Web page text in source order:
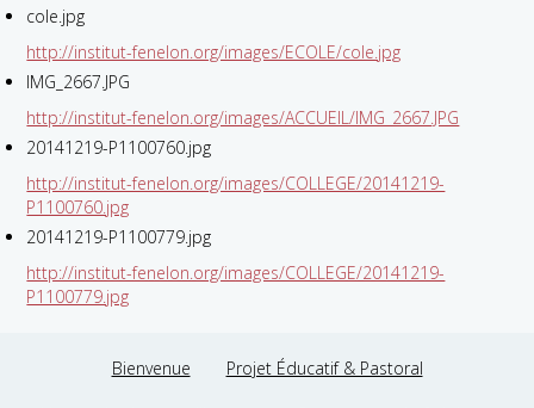
cole.jpg
http://institut-fenelon.org/images/ECOLE/cole.jpg
IMG_2667.JPG
http://institut-fenelon.org/images/ACCUEIL/IMG_2667.JPG
20141219-P1100760.jpg
http://institut-fenelon.org/images/COLLEGE/20141219-
P1100760.jpg
20141219-P1100779.jpg
http://institut-fenelon.org/images/COLLEGE/20141219-
P1100779.jpg
Bienvenue Projet Éducatif & Pastoral